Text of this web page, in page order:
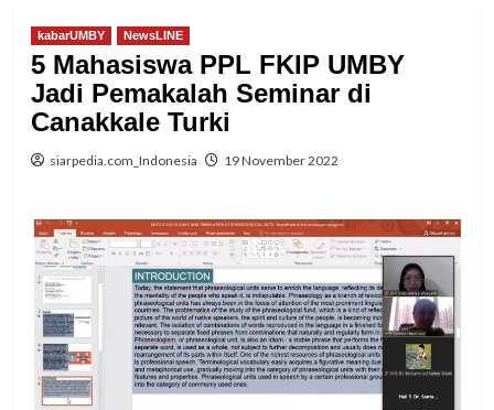
kabarUMBY NewsLINE
5 Mahasiswa PPL FKIP UMBY
Jadi Pemakalah Seminar di
Canakkale Turki
siarpedia.com_Indonesia 19 November 2022